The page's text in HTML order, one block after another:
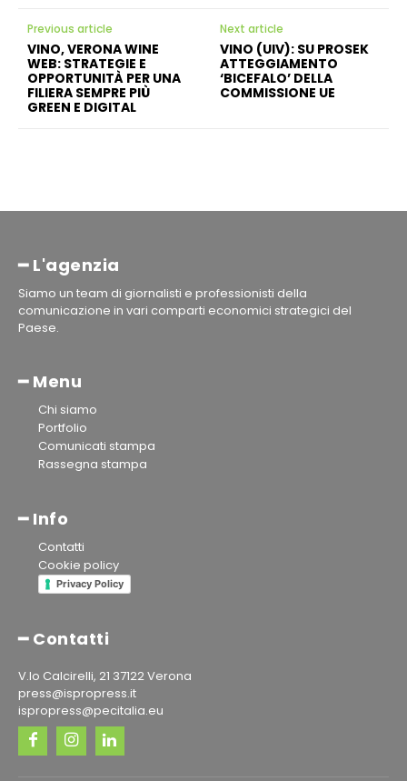
Previous article
VINO, VERONA WINE
WEB: STRATEGIE E
OPPORTUNITÀ PER UNA
FILIERA SEMPRE PIÙ
GREEN E DIGITAL
Next article
VINO (UIV): SU PROSEK
ATTEGGIAMENTO
‘BICEFALO’ DELLA
COMMISSIONE UE
━ L'agenzia
Siamo un team di giornalisti e professionisti della
comunicazione in vari comparti economici strategici del
Paese.
━ Menu
Chi siamo
Portfolio
Comunicati stampa
Rassegna stampa
━ Info
Contatti
Cookie policy
Privacy Policy
━ Contatti
V.lo Calcirelli, 21 37122 Verona
press@ispropress.it
ispropress@pecitalia.eu